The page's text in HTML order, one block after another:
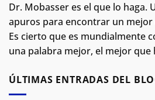
Dr. Mobasser es el que lo haga.
apuros para encontrar un
Es cierto que es mundialmente
una palabra mejor, el mejor que
ÚLTIMAS ENTRADAS DEL